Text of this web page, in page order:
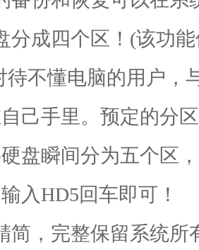
分成四个区！(该功
待不懂电脑的用户，
己手里。预定的分
盘瞬间分为五个区
入HD5回车即可！
简，完整保留系统所